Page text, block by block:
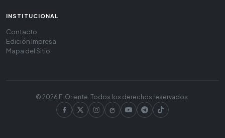
INSTITUCIONAL
Contacto
Edición Impresa
Mapa del Sitio
© 2026 El Oriente. Todos los derechos reservados.